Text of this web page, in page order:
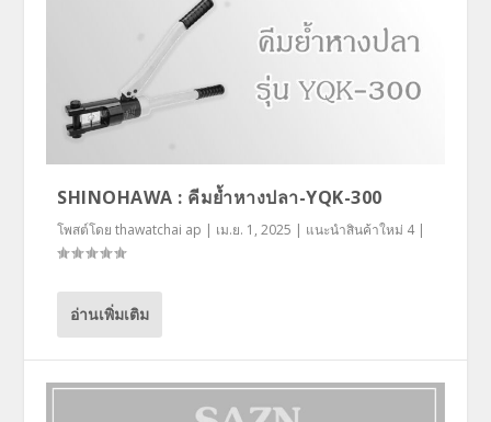
SHINOHAWA : คีมย้ำหางปลา-YQK-300
โพสต์โดยthawatchai ap | เม.ย. 1, 2025 | แนะนำสินค้าใหม่ 4|
อ่านเพิ่มเติม